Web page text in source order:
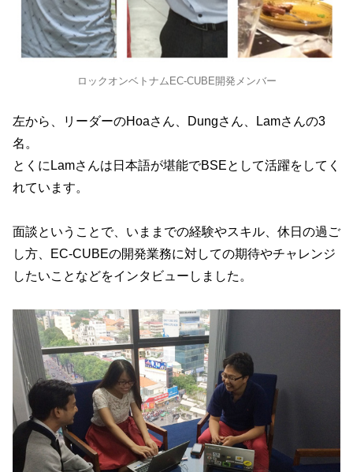
ロックオンベトナムEC-CUBE開発メンバー
左から、リーダーのHoaさん、Dungさん、Lamさんの3
名。
とくにLamさんは日本語が堪能でBSEとして活躍をしてく
れています。
面談ということで、いままでの経験やスキル、休日の過ご
し方、EC-CUBEの開発業務に対しての期待やチャレンジ
したいことなどをインタビューしました。